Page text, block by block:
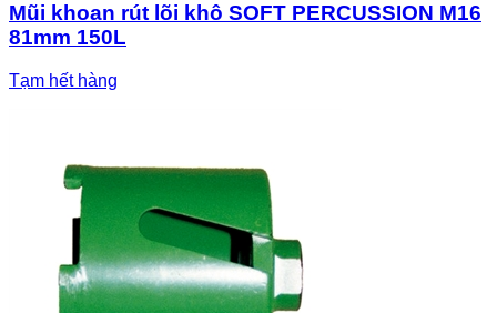
Mũi khoan rút lõi khô SOFT PERCUSSION M16
81mm 150L
Tạm hết hàng